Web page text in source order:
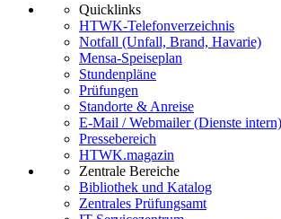
Quicklinks
HTWK-Telefonverzeichnis
Notfall (Unfall, Brand, Havarie)
Mensa-Speiseplan
Stundenpläne
Prüfungen
Standorte & Anreise
E-Mail / Webmailer (Dienste intern)
Pressebereich
HTWK.magazin
Zentrale Bereiche
Bibliothek und Katalog
Zentrales Prüfungsamt